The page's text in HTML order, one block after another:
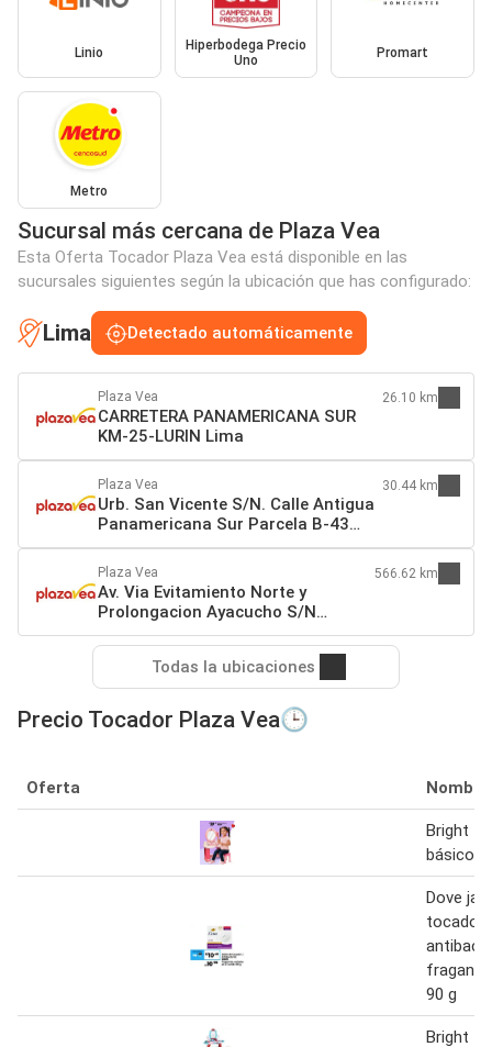
Linio
Hiperbodega Precio
Uno
Promart
Metro
Sucursal más cercana de Plaza Vea
Esta Oferta Tocador Plaza Vea está disponible en las
sucursales siguientes según la ubicación que has configurado:
Lima Detectado automáticamente
Plaza Vea
CARRETERA PANAMERICANA SUR
KM-25-LURIN Lima
26.10 km
Plaza Vea
Urb. San Vicente S/N. Calle Antigua
Panamericana Sur Parcela B-43
Lima
30.44 km
Plaza Vea
Av. Via Evitamiento Norte y
Prolongacion Ayacucho S/N
Cajamarca
566.62 km
Todas la ubicaciones
Precio Tocador Plaza Vea🕒
Oferta Nombre
Bright
básico
Dove
tocador/
90 g
Bright